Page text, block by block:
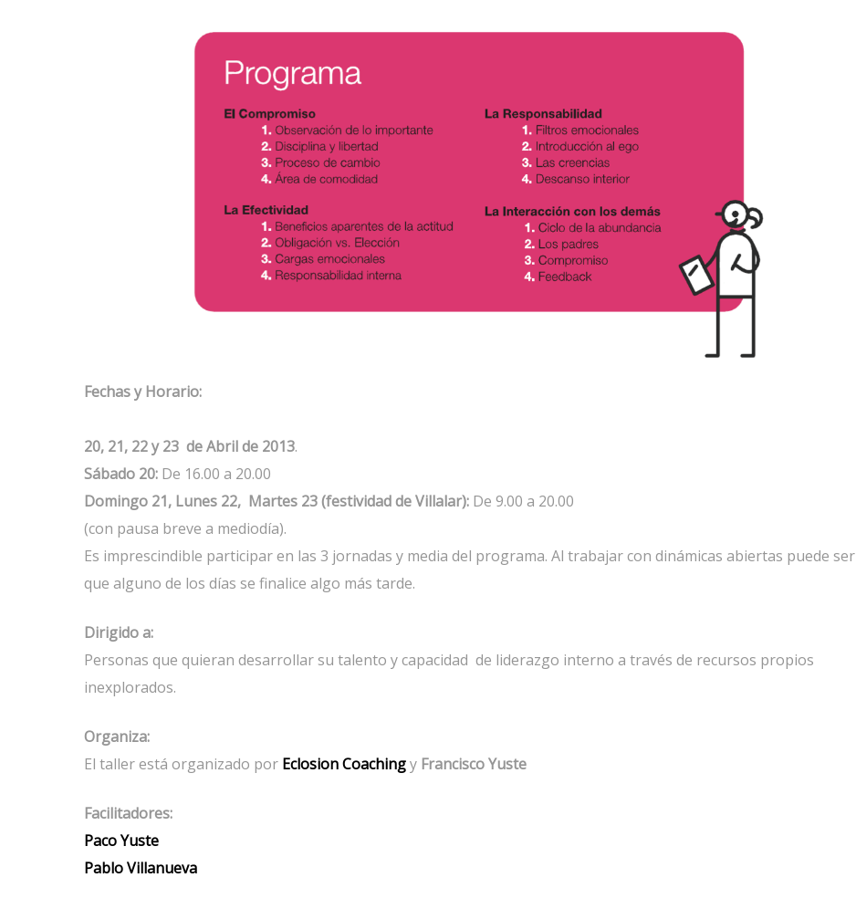
Fechas y Horario:
20, 21, 22 y 23 de Abril de 2013.
Sábado 20: De 16.00 a 20.00
Domingo 21, Lunes 22, Martes 23 (festividad de Villalar): De 9.00 a 20.00
(con pausa breve a mediodía).
Es imprescindible participar en las 3 jornadas y media del programa. Al trabajar con dinámicas abiertas puede ser
que alguno de los días se finalice algo más tarde.
Dirigido a:
Personas que quieran desarrollar su talento y capacidad de liderazgo interno a través de recursos propios
inexplorados.
Organiza:
El taller está organizado por Eclosion Coachingy Francisco Yuste
Facilitadores:
Paco Yuste
Pablo Villanueva